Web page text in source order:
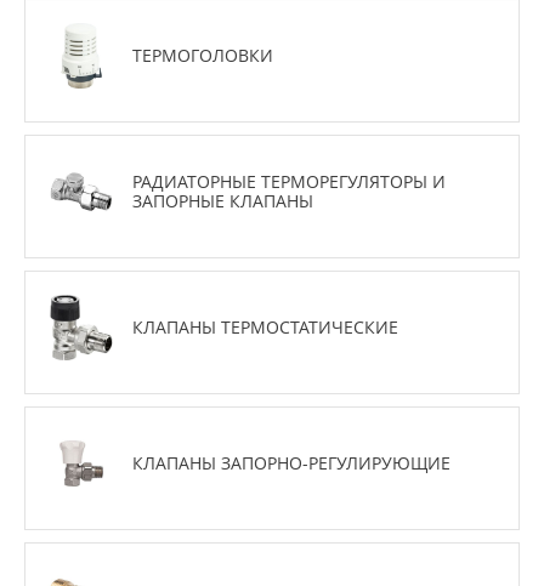
ТЕРМОГОЛОВКИ
РАДИАТОРНЫЕ ТЕРМОРЕГУЛЯТОРЫ И
ЗАПОРНЫЕ КЛАПАНЫ
КЛАПАНЫ ТЕРМОСТАТИЧЕСКИЕ
КЛАПАНЫ ЗАПОРНО-РЕГУЛИРУЮЩИЕ